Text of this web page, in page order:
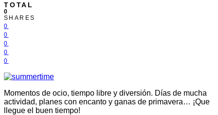
TOTAL
0
SHARES
0
0
0
0
0
Momentos de ocio, tiempo libre y diversión. Días de mucha
actividad, planes con encanto y ganas de primavera… ¡Que
llegue el buen tiempo!